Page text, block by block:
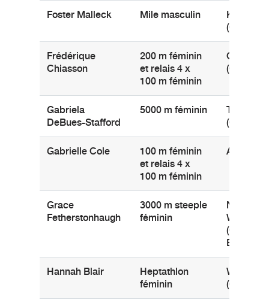
Foster Malleck Mile masculin
Kitchener
(Ontario)
Frédérique
Chiasson
200 m féminin
et relais 4 x
100 m féminin
Québec
(Québec)
Gabriela
DeBues-Stafford
5000 m féminin
Toronto
(Ontario)
Gabrielle Cole
100 m féminin
et relais 4 x
100 m féminin
Ajax
Grace
Fetherstonhaugh
3000 m steeple
féminin
New
Hannah Blair
Heptathlon
féminin
Waterloo
(Ontario)